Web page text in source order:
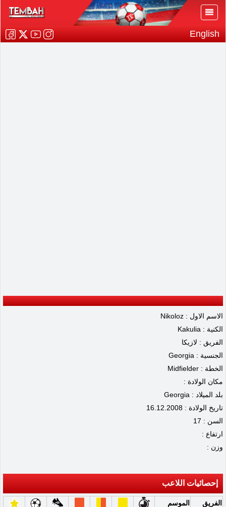
English
الاسم الاول : Nikoloz
الكنية : Kakulia
الفريق : لازيكا
الجنسية : Georgia
الخطة : Midfielder
مكان الولادة :
بلد الميلاد : Georgia
تاريخ الولادة : 16.12.2008
السن : 17
ارتفاع :
وزن :
إحصائيات اللاعب
الفريق الموسم